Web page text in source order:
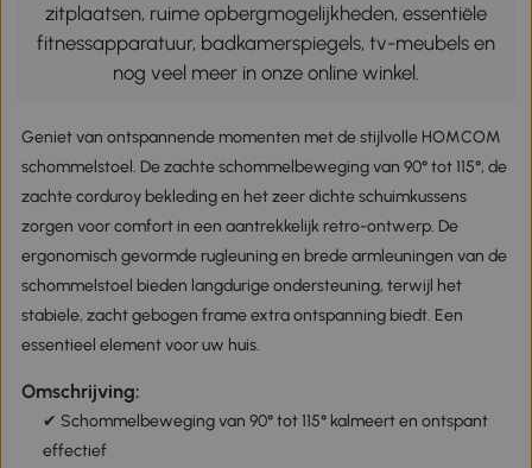
zitplaatsen, ruime opbergmogelijkheden, essentiële
fitnessapparatuur, badkamerspiegels, tv-meubels en
nog veel meer in onze online winkel.
Geniet van ontspannende momenten met de stijlvolle HOMCOM
schommelstoel. De zachte schommelbeweging van 90° tot 115°, de
zachte corduroy bekleding en het zeer dichte schuimkussens
zorgen voor comfort in een aantrekkelijk retro-ontwerp. De
ergonomisch gevormde rugleuning en brede armleuningen van de
schommelstoel bieden langdurige ondersteuning, terwijl het
stabiele, zacht gebogen frame extra ontspanning biedt. Een
essentieel element voor uw huis.
Omschrijving:
✔ Schommelbeweging van 90° tot 115° kalmeert en ontspant
effectief